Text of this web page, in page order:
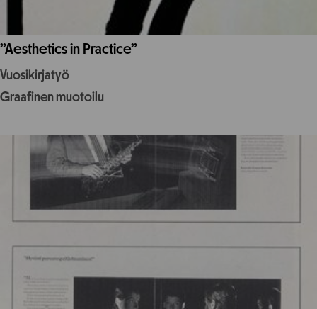
”Aesthetics in Practice”
Vuosikirjatyö
Graafinen muotoilu